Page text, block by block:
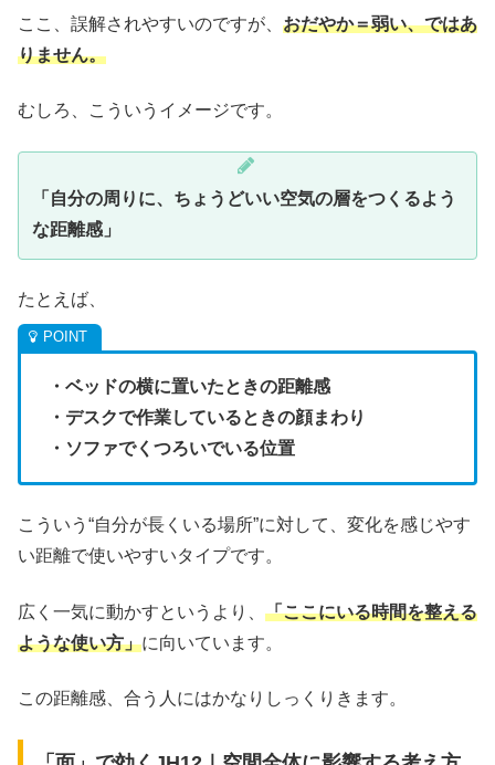
ここ、誤解されやすいのですが、 おだやか＝弱い、ではあ
りません。
むしろ、こういうイメージです。
「自分の周りに、ちょうどいい空気の層をつくるよう
な距離感」
たとえば、
・ベッドの横に置いたときの距離感
・デスクで作業しているときの顔まわり
・ソファでくつろいでいる位置
こういう“自分が長くいる場所”に対して、変化を感じやす
い距離で使いやすいタイプです。
広く一気に動かすというより、 「ここにいる時間を整える
ような使い方」に向いています。
この距離感、合う人にはかなりしっくりきます。